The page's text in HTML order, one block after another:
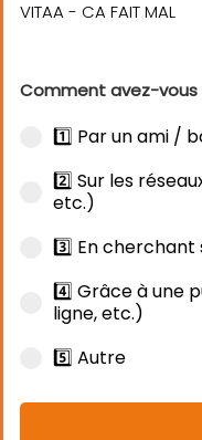
Comment avez-vous
1️⃣ Par un ami /
2️⃣ Sur les
etc.)
3️⃣ En cherchant
4️⃣ Grâce à une
ligne, etc.)
5️⃣ Autre